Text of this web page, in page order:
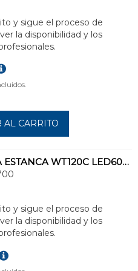
y sigue el proceso de
la disponibilidad y los
AL CARRITO
LUMINARIA ESTANCA WT120C LED60S/840 PSU L1500
y sigue el proceso de
la disponibilidad y los